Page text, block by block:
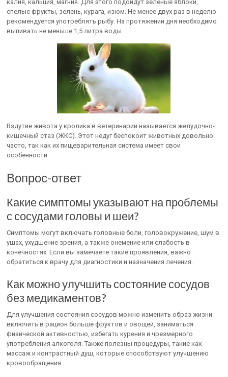
калия, кальция, магния. Для этого подойдут зеленые яблоки,
спелые фрукты, зелень, курага, изюм. Не менее двух раз в неделю
рекомендуется употреблять рыбу. На протяжении дня необходимо
выпивать не меньше 1,5 литра воды.
Вздутие живота у кролика в ветеринарии называется желудочно-
кишечный стаз (ЖКС). Этот недуг беспокоит животных довольно
часто, так как их пищеварительная система имеет свои
особенности.
Вопрос-ответ
Какие симптомы указывают на проблемы
с сосудами головы и шеи?
Симптомы могут включать головные боли, головокружение, шум в
ушах, ухудшение зрения, а также онемение или слабость в
конечностях. Если вы замечаете такие проявления, важно
обратиться к врачу для диагностики и назначения лечения.
Как можно улучшить состояние сосудов
без медикаментов?
Для улучшения состояния сосудов можно изменить образ жизни:
включить в рацион больше фруктов и овощей, заниматься
физической активностью, избегать курения и чрезмерного
употребления алкоголя. Также полезны процедуры, такие как
массаж и контрастный душ, которые способствуют улучшению
кровообращения.